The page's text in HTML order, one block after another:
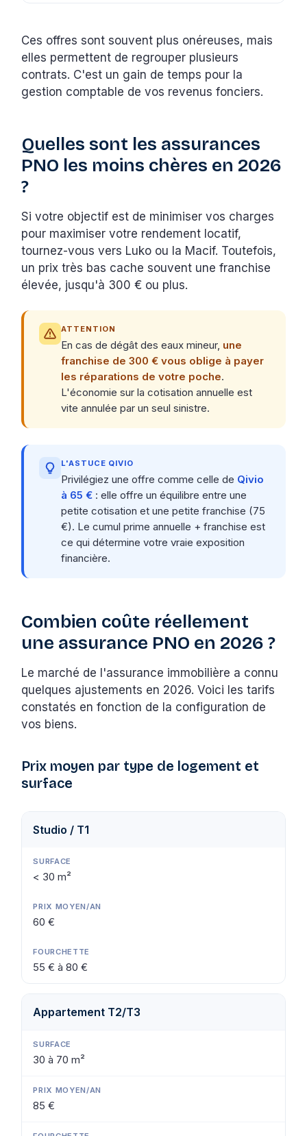
Ces offres sont souvent plus onéreuses, mais
elles permettent de regrouper plusieurs
contrats. C'est un gain de temps pour la
gestion comptable de vos revenus fonciers.
Quelles sont les assurances
PNO les moins chères en 2026
?
Si votre objectif est de minimiser vos charges
pour maximiser votre rendement locatif,
tournez-vous vers Luko ou la Macif. Toutefois,
un prix très bas cache souvent une franchise
élevée, jusqu'à 300 € ou plus.
ATTENTION
En cas de dégât des eaux mineur, une
franchise de 300 € vous oblige à payer
les réparations de votre poche.
L'économie sur la cotisation annuelle est
vite annulée par un seul sinistre.
L'ASTUCE QIVIO
Privilégiez une offre comme celle de Qivio
à 65 € : elle offre un équilibre entre une
petite cotisation et une petite franchise (75
€). Le cumul prime annuelle + franchise est
ce qui détermine votre vraie exposition
financière.
Combien coûte réellement
une assurance PNO en 2026 ?
Le marché de l'assurance immobilière a connu
quelques ajustements en 2026. Voici les tarifs
constatés en fonction de la configuration de
vos biens.
Prix moyen par type de logement et
surface
Studio / T1
< 30 m²
60 €
55 € à 80 €
Appartement T2/T3
30 à 70 m²
85 €